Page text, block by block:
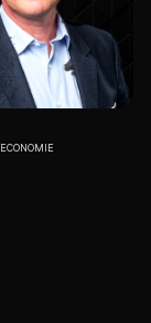
ECONOMIE